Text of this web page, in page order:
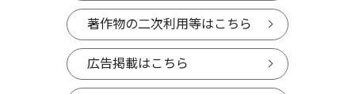
著作物の二次利用等はこちら
広告掲載はこちら